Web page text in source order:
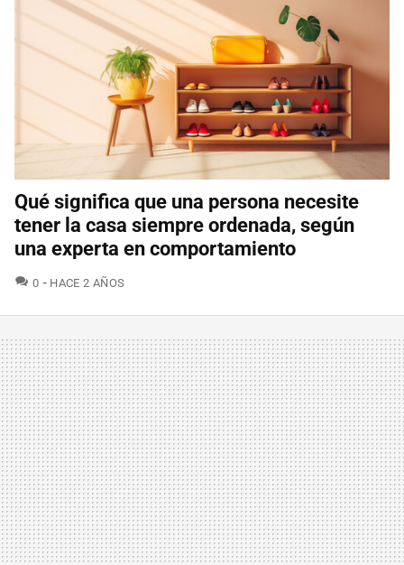
Qué significa que una persona necesite
tener la casa siempre ordenada, según
una experta en comportamiento
0 COMENTARIOS
HACE 2 AÑOS